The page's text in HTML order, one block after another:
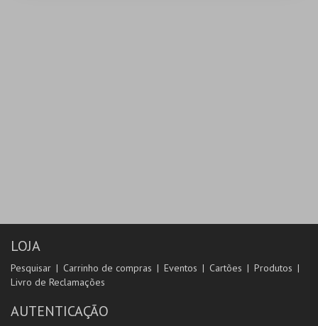
LOJA
Pesquisar Carrinho de compras Eventos Cartões
Produtos
Livro de Reclamações
AUTENTICAÇÃO